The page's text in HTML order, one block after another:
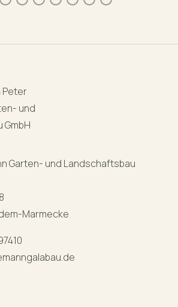
Garten- und Landschaftsbau
Marmecke